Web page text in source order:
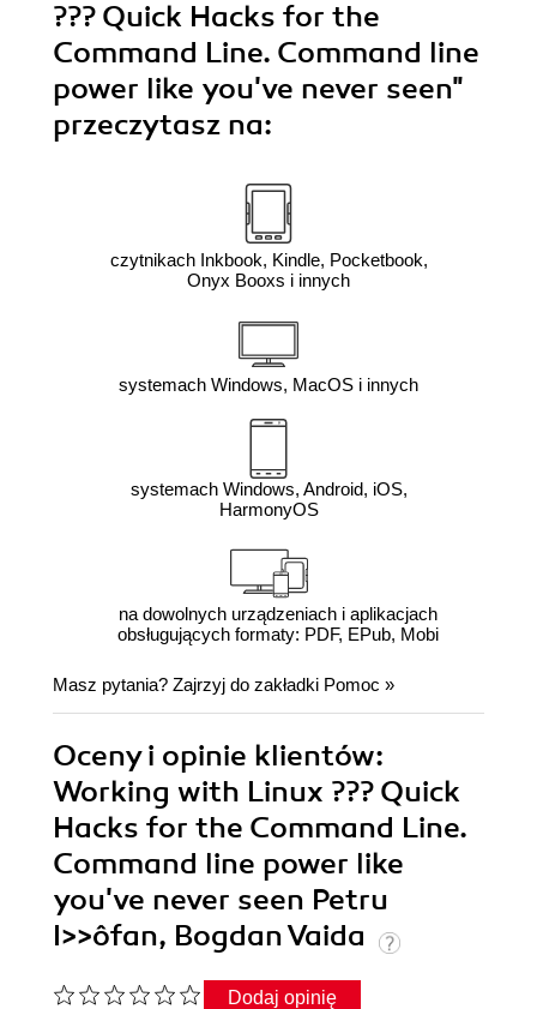
??? Quick Hacks for the
Command Line. Command line
power like you've never seen"
przeczytasz na:
czytnikach Inkbook, Kindle, Pocketbook,
Onyx Booxs i innych
systemach Windows, MacOS i innych
systemach Windows, Android, iOS,
HarmonyOS
na dowolnych urządzeniach i aplikacjach
obsługujących formaty: PDF, EPub, Mobi
Masz pytania? Zajrzyj do zakładki Pomoc »
Oceny i opinie klientów:
Working with Linux ??? Quick
Hacks for the Command Line.
Command line power like
you've never seen Petru
I>>ôfan, Bogdan Vaida
Dodaj opinię